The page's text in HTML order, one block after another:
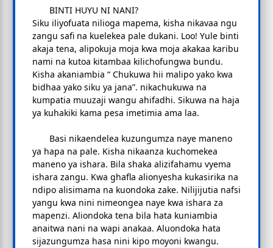
BINTI HUYU NI NANI?
Siku iliyofuata nilioga mapema, kisha nikavaa ngu
zangu safi na kuelekea pale dukani. Loo! Yule binti
akaja tena, alipokuja moja kwa moja akakaa karibu
nami na kutoa kitambaa kilichofungwa bundu.
Kisha akaniambia “ Chukuwa hii malipo yako kwa
bidhaa yako siku ya jana”. nikachukuwa na
kumpatia muuzaji wangu ahifadhi. Sikuwa na haja
ya kuhakiki kama pesa imetimia ama laa.
Basi nikaendelea kuzungumza naye maneno
ya hapa na pale. Kisha nikaanza kuchomekea
maneno ya ishara. Bila shaka alizifahamu vyema
ishara zangu. Kwa ghafla alionyesha kukasirika na
ndipo alisimama na kuondoka zake. Nilijijutia nafsi
yangu kwa nini nimeongea naye kwa ishara za
mapenzi. Aliondoka tena bila hata kuniambia
anaitwa nani na wapi anakaa. Aluondoka hata
sijazungumza hasa nini kipo moyoni kwangu.